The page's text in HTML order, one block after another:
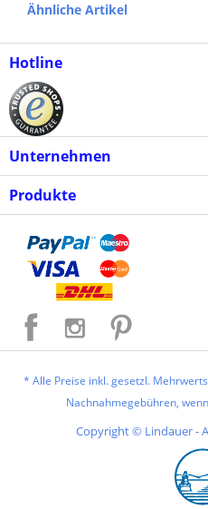
Ähnliche Artikel
Hotline
Unternehmen
Produkte
* Alle Preise inkl. gesetzl.
Nachnahmegebühren,
Copyright © Lindauer -